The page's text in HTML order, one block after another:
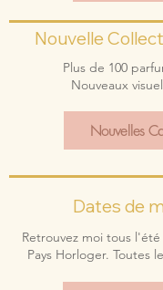
Nouvelle
Plus de 100
Nouveaux
Nouvelles
Dates de
Retrouvez moi tous
Pays Horloger. Toutes